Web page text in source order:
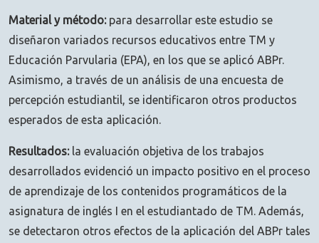
Material y método: para desarrollar este estudio se
diseñaron variados recursos educativos entre TM y
Educación Parvularia (EPA), en los que se aplicó ABPr.
Asimismo, a través de un análisis de una encuesta de
percepción estudiantil, se identificaron otros productos
esperados de esta aplicación.
Resultados: la evaluación objetiva de los trabajos
desarrollados evidenció un impacto positivo en el proceso
de aprendizaje de los contenidos programáticos de la
asignatura de inglés I en el estudiantado de TM. Además,
se detectaron otros efectos de la aplicación del ABPr tales